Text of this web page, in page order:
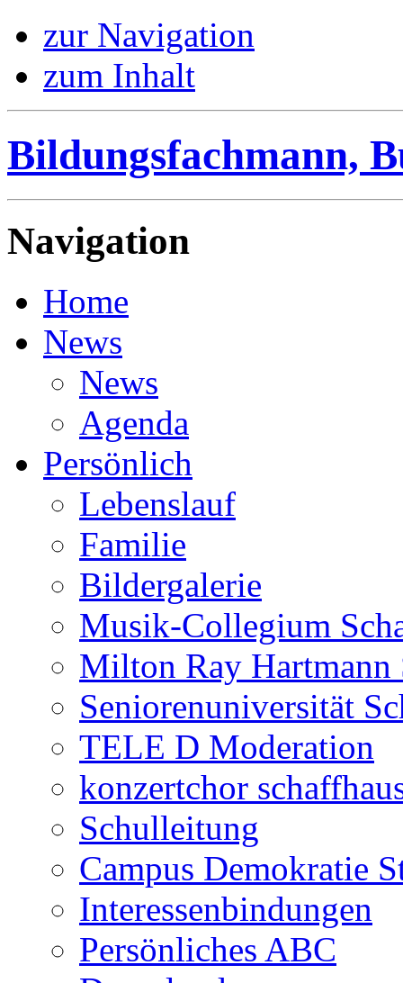
zur Navigation
zum Inhalt
Bildungsfachmann,
Navigation
Home
News
News
Agenda
Persönlich
Lebenslauf
Familie
Bildergalerie
Musik-Collegium
Milton Ray
Seniorenuniversität
TELE D Moderation
konzertchor
Schulleitung
Campus Demokratie
Interessenbindungen
Persönliches ABC